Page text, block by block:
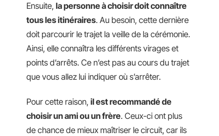
Ensuite, la personne à choisir doit connaître
tous les itinéraires. Au besoin, cette dernière
doit parcourir le trajet la veille de la cérémonie.
Ainsi, elle connaîtra les différents virages et
points d’arrêts. Ce n’est pas au cours du trajet
que vous allez lui indiquer où s’arrêter.
Pour cette raison, il est recommandé de
choisir un ami ou un frère. Ceux-ci ont plus
de chance de mieux maîtriser le circuit, car ils